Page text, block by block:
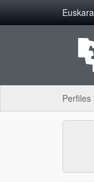
Saltar al contenidoEuskara
Perfiles